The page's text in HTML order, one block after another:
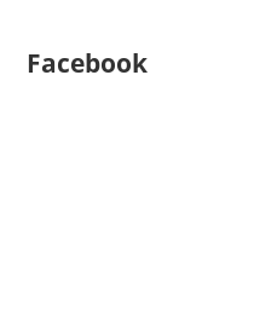
Facebook